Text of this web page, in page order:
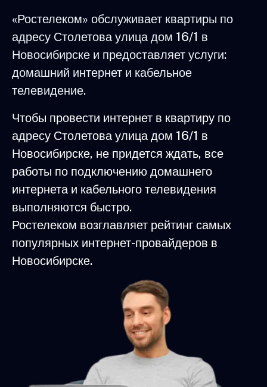
«Ростелеком» обслуживает квартиры по
адресу Столетова улица дом 16/1 в
Новосибирске и предоставляет услуги:
домашний интернет и кабельное
телевидение.
Чтобы провести интернет в квартиру по
адресу Столетова улица дом 16/1 в
Новосибирске, не придется ждать, все
работы по подключению домашнего
интернета и кабельного телевидения
выполняются быстро.
Ростелеком возглавляет рейтинг самых
популярных интернет-провайдеров в
Новосибирске.